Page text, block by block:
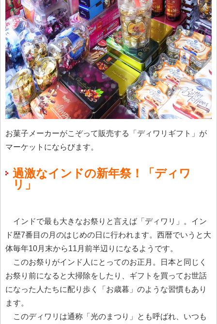
お菓子メーカーがこぞって販売する「ディワリギフト」が
マーケットにならびます。
過激なインドの新年祭！「ディワ
リ」
インドで最も大きなお祭りと言えば「ディワリ」。イン
ド歴7番目の月のはじめの日に行われます。西暦でいうと大
体毎年10月末から11月前半辺りになるようです。
このお祭りがインド人にとってのお正月。日本と同じく
お祭り前になると大掃除をしたり、ギフトを買ってお世話
になった人たちに配り歩く「お歳暮」のような習慣もあり
ます。
このディワリは通称「光のまつり」とも呼ばれ、いつも